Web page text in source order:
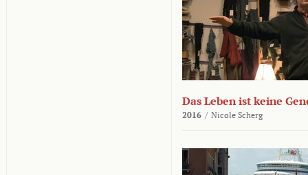
Das Leben ist keine
2016 / Nicole Scherg